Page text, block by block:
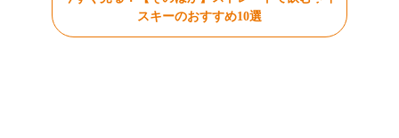
スキーのおすすめ10選